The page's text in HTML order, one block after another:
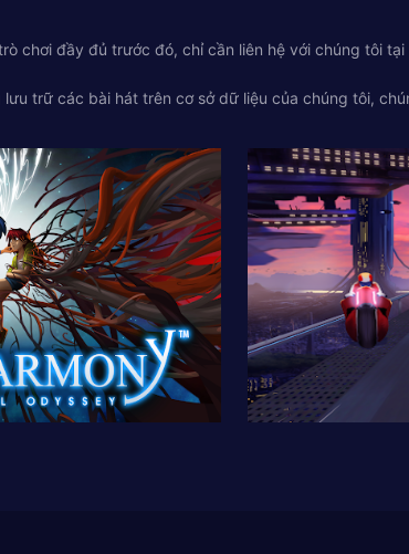
chơi đầy đủ trước đó, chỉ cần liên hệ với chúng tôi tại
trữ các bài hát trên cơ sở dữ liệu của chúng tôi,